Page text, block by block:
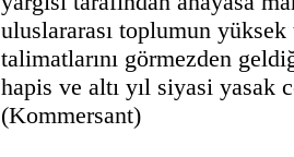
uluslararası toplumun
talimatlarını görmezden
hapis ve altı yıl siyasi yasak
(Kommersant)